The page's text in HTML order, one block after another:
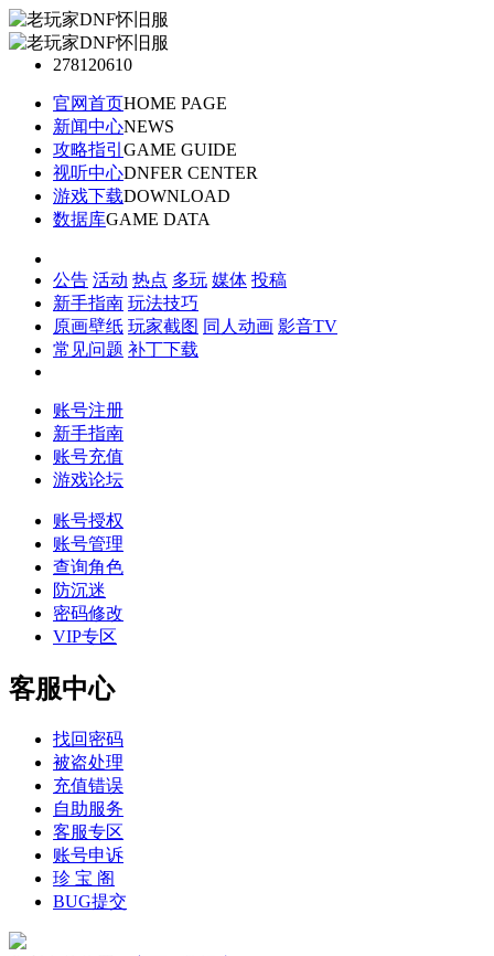
278120610
官网首页HOME PAGE
新闻中心NEWS
攻略指引 GAME GUIDE
视听中心DNFER CENTER
游戏下载DOWNLOAD
数据库GAME DATA
公告 活动 热点 多玩 媒体 投稿
新手指南 玩法技巧
原画壁纸 玩家截图 同人动画 影音TV
常见问题 补丁下载
账号注册
新手指南
账号充值
游戏论坛
账号授权
账号管理
查询角色
防沉迷
密码修改
VIP专区
客服中心
找回密码
被盗处理
充值错误
自助服务
客服专区
账号申诉
珍 宝 阁
BUG提交